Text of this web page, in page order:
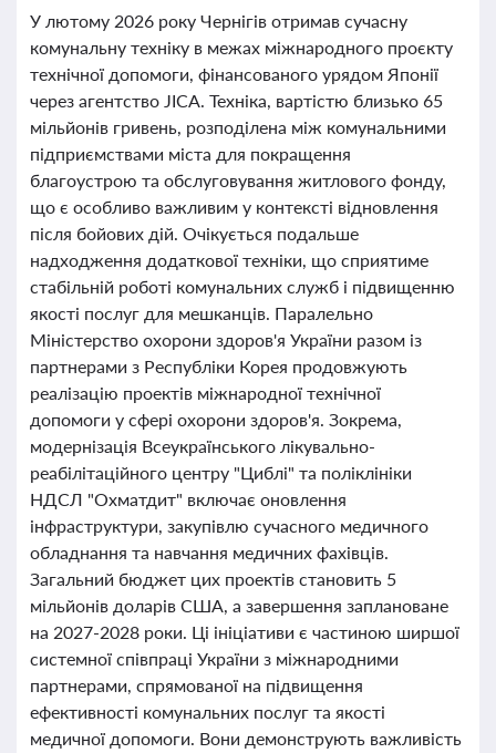
У лютому 2026 року Чернігів отримав сучасну
комунальну техніку в межах міжнародного проєкту
технічної допомоги, фінансованого урядом Японії
через агентство JICA. Техніка, вартістю близько 65
мільйонів гривень, розподілена між комунальними
підприємствами міста для покращення
благоустрою та обслуговування житлового фонду,
що є особливо важливим у контексті відновлення
після бойових дій. Очікується подальше
надходження додаткової техніки, що сприятиме
стабільній роботі комунальних служб і підвищенню
якості послуг для мешканців. Паралельно
Міністерство охорони здоров'я України разом із
партнерами з Республіки Корея продовжують
реалізацію проектів міжнародної технічної
допомоги у сфері охорони здоров'я. Зокрема,
модернізація Всеукраїнського лікувально-
реабілітаційного центру "Циблі" та поліклініки
НДСЛ "Охматдит" включає оновлення
інфраструктури, закупівлю сучасного медичного
обладнання та навчання медичних фахівців.
Загальний бюджет цих проектів становить 5
мільйонів доларів США, а завершення заплановане
на 2027-2028 роки. Ці ініціативи є частиною ширшої
системної співпраці України з міжнародними
партнерами, спрямованої на підвищення
ефективності комунальних послуг та якості
медичної допомоги. Вони демонструють важливість